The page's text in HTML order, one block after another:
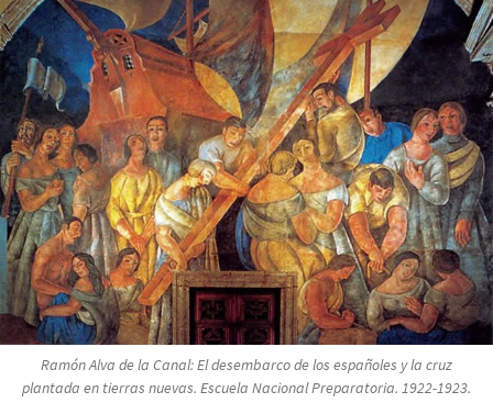
Ramón Alva de la Canal:El desembarco de los españoles y la cruz
plantada en tierras nuevas. Escuela Nacional Preparatoria. 1922-1923.